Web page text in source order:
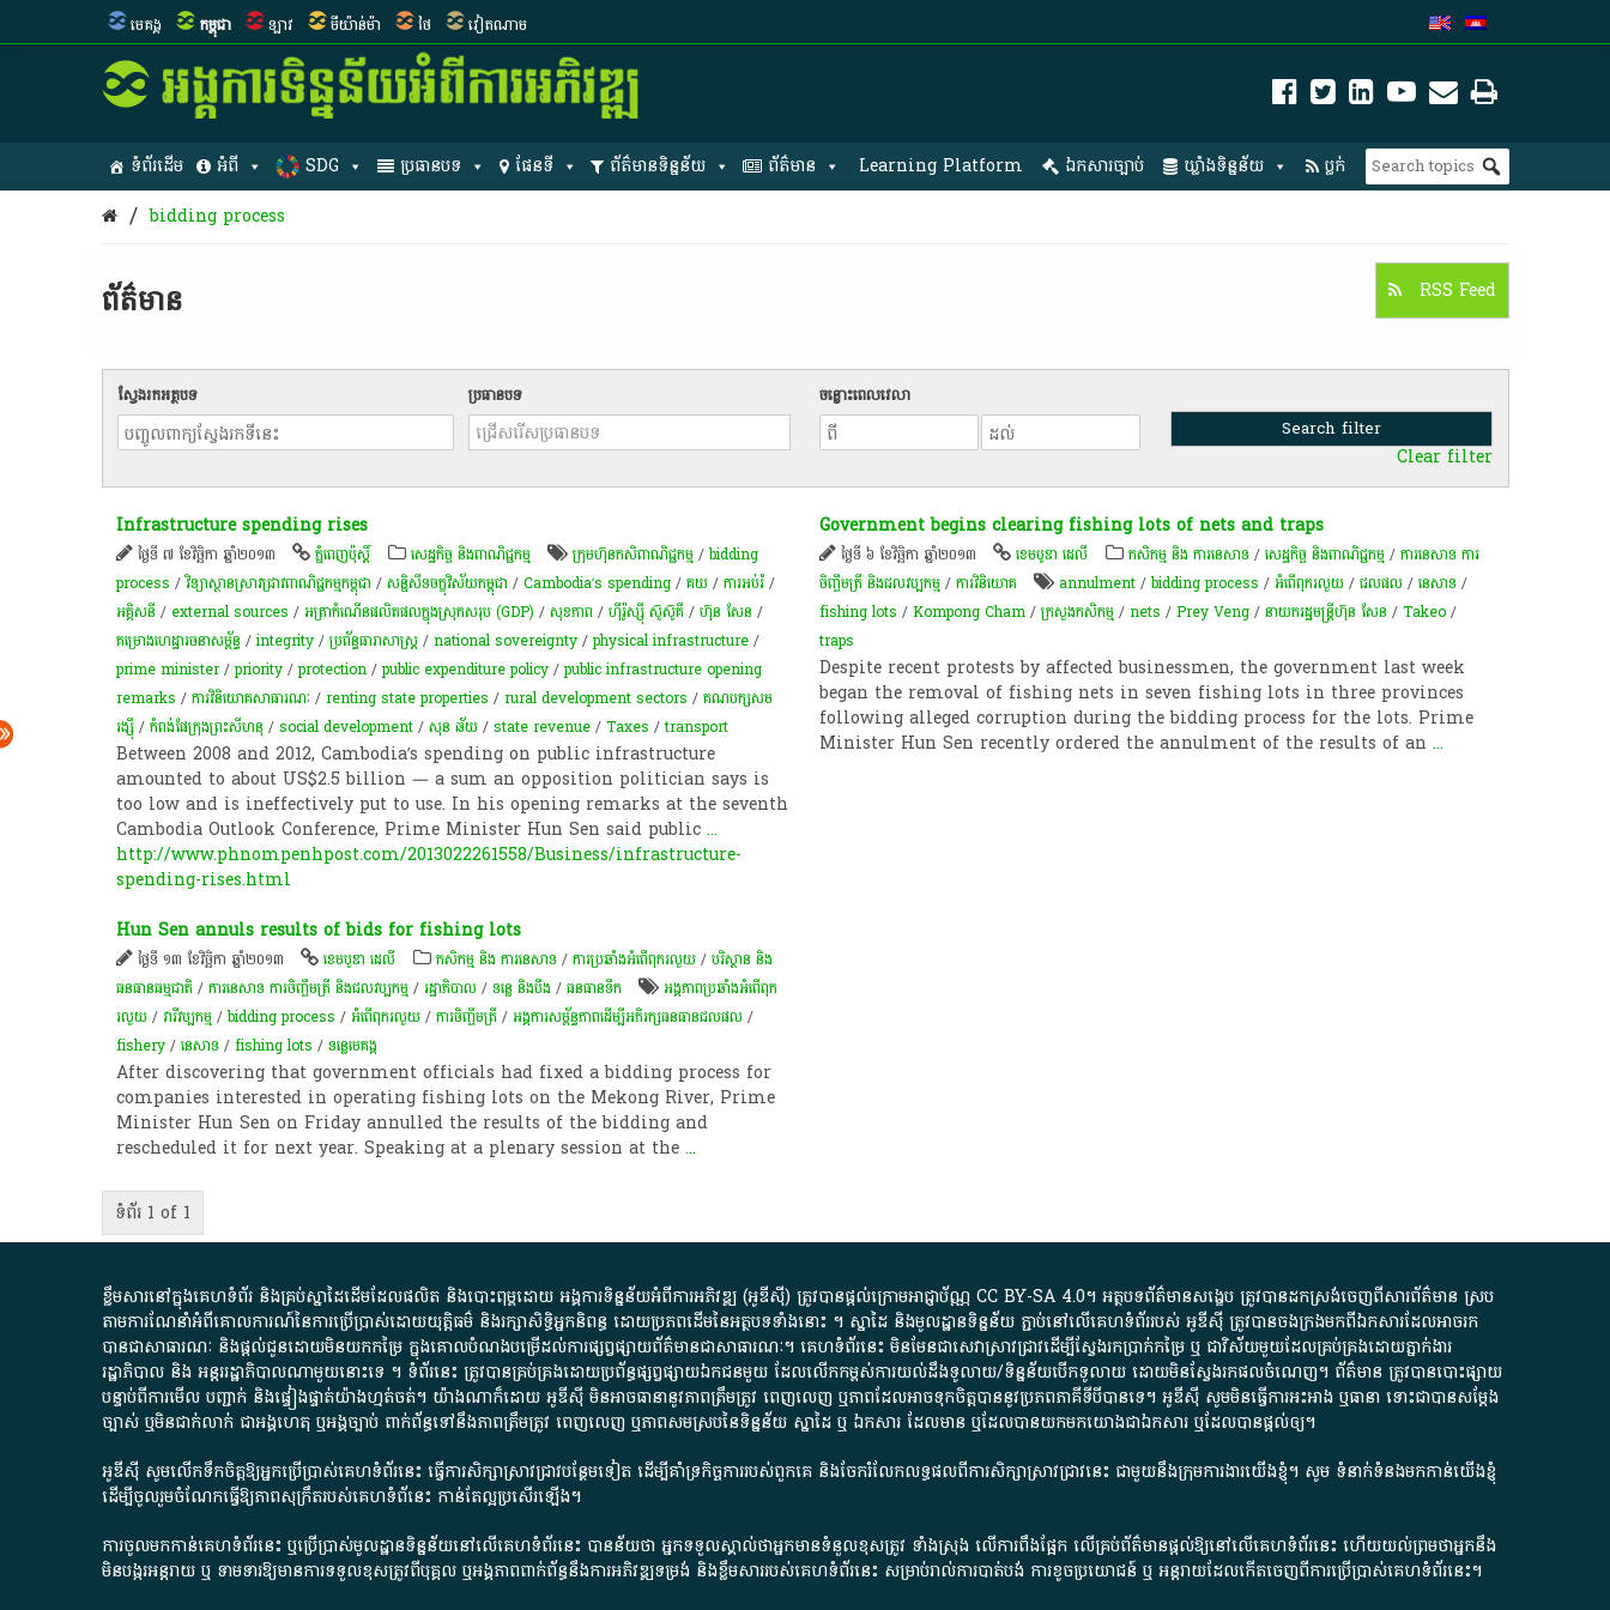
មេគង្គ កម្ពុជា ឡាវ មីយ៉ាន់ម៉ា ថៃ វៀតណាម
ទំព័រដើម អំពី SDG ប្រធានបទ ផែនទី ព័ត៌មានទិន្នន័យ ព័ត៌មាន Learning Platform ឯកសារច្បាប់ ឃ្លាំងទិន្នន័យ ប្លក់
/ bidding process
ព័ត៌មាន​ RSS Feed
ស្វែងរកអត្ថបទ ប្រធានបទ ចន្លោះពេលវេលា
Clear filter
Infrastructure spending rises
ថ្ងៃទី ៧ ខែវិច្ឆិកា ឆ្នាំ២០១៣ ភ្នំពេញប៉ុស្តិ៍ សេដ្ឋកិច្ច និងពាណិជ្ជកម្ម ​ក្រុមហ៊ុន​កសិពាណិជ្ជកម្ម/bidding
process /វិទ្យាស្ថានស្រាវជ្រាវពាណិជ្ជកម្មកម្ពុជា /សន្និសីទចក្ខុវិស័យកម្ពុជា /Cambodia’s spending/គយ/ការអប់រំ/
អគ្គិសនី / external sources /អត្រា​កំណើន​ផលិតផល​ក្នុង​ស្រុក​សរុប​ (GDP)​ /សុខភាព /ហ៊ីរ៉ូស្ស៊ី ស៊ូស៊ូគី/ហ៊ុន សែន /
គម្រោង​ហេដ្ឋារចនាសម្ព័ន្ធ​ /integrity/ប្រព័ន្ធ​ធារាសាស្ត្រ​/national sovereignty/physical infrastructure/
prime minister/priority/protection/public expenditure policy/public infrastructure opening
remarks /ការវិនិយោគសាធារណៈ /renting state properties /rural development sectors /គណបក្សសម
រង្ស៊ី/កំពង់ផែក្រុងព្រះសីហនុ /social development/សុន ឆ័យ/state revenue/Taxes /transport
Between 2008 and 2012, Cambodia’s spending on public infrastructure
amounted to about US$2.5 billion — a sum an opposition politician says is
too low and is ineffectively put to use. In his opening remarks at the seventh
Cambodia Outlook Conference, Prime Minister Hun Sen said public ...
http://www.phnompenhpost.com/2013022261558/Business/infrastructure-
spending-rises.html
Government begins clearing fishing lots of nets and traps
ថ្ងៃទី ៦ ខែវិច្ឆិកា ឆ្នាំ២០១៣ ខេមបូឌា ដេលី កសិកម្ម​ និង​ ការ​នេ​សាទ​/សេដ្ឋកិច្ច និងពាណិជ្ជកម្ម/ការនេសាទ ការ
ចិញ្ចឹមត្រី និងជលវប្បកម្ម/ការវិនិយោគ annulment/bidding process /អំពើពុក​រលួយ/ជលផល/នេសាទ/
fishing lots /Kompong Cham/ក្រសួងកសិកម្ម/nets /Prey Veng/នាយករដ្ឋមន្ត្រីហ៊ុន សែន /Takeo/
traps
Despite recent protests by affected businessmen, the government last week
began the removal of fishing nets in seven fishing lots in three provinces
following alleged corruption during the bidding process for the lots. Prime
Minister Hun Sen recently ordered the annulment of the results of an...
Hun Sen annuls results of bids for fishing lots
ថ្ងៃទី ១៣ ខែវិច្ឆិកា ឆ្នាំ២០១៣ ខេមបូឌា ដេលី កសិកម្ម​ និង​ ការ​នេ​សាទ​/ការប្រឆាំងអំពើពុករលួយ/បរិស្ថាន និង
ធនធានធម្មជាតិ/ការនេសាទ ការចិញ្ចឹមត្រី និងជលវប្បកម្ម/រដ្ឋាភិបាល/ទន្លេ និងបឹង /​ធនធាន​ទឹក​
អង្គភាពប្រឆាំងអំពើពុក
រលួយ/វារីវប្បកម្ម/bidding process /អំពើពុក​រលួយ/ការចិញ្ចឹមត្រី/អង្គការ​សម្ព័ន្ធភាព​ដើម្បី​អភិរក្ស​ធនធាន​ជលផល/
fishery/នេសាទ/fishing lots /ទន្លេមេគង្គ
After discovering that government officials had fixed a bidding process for
companies interested in operating fishing lots on the Mekong River, Prime
Minister Hun Sen on Friday annulled the results of the bidding and
rescheduled it for next year. Speaking at a plenary session at the ...
ទំព័រ 1 of 1
ខ្លឹមសារ​នៅ​ក្នុង​គេហទំព័រ និង​គ្រប់​ស្នា​ដៃ​ដើម​ដែល​ផលិត​ និង​បោះពុម្ព​ដោយ​ អង្គការ​ទិន្នន័យ​អំពី​ការអភិវឌ្ឍ​​ (អូ​ឌី​ស៊ី)​ ត្រូវ​បាន​ផ្តល់​ក្រោម​អាជ្ញាប័ណ្ណ​ CC BY-SA 4.0។​ អត្ថបទ​ព័ត៌មាន​សង្ខេប​ ត្រូវ​បាន​ដកស្រង់​ចេញពី​សារព័ត៌មាន ស្រប
តាមការ​ណែនាំ​អំពី​គោលការណ៍​នៃ​ការ​ប្រើប្រាស់​ដោយ​យុត្តិធម៌​ និង​រក្សាសិទ្ធិអ្នកនិពន្ធ ដោយ​ប្រភពដើម​នៃ​​អត្ថបទទាំង​នោះ​ ។​ ស្នាដៃ​ និង​មូលដ្ឋាន​ទិន្នន័យ ​ភ្ជាប់​នៅ​លើ​គេហទំព័រ​របស់​ អូ​ឌី​ស៊ី​ ត្រូវ​បាន​ចងក្រង​មក​ពី​ឯកសារ​ដែល​អាច​រក​
បានជា​សាធារណៈ​ និង​ផ្តល់​ជូន​ដោយ​មិន​យក​កម្រៃ​ ក្នុង​គោលបំណង​បម្រើ​ដល់ការ​ផ្សព្វផ្សាយ​ព័ត៌មាន​ជា​សាធារណៈ​។​ គេហទំព័រ​នេះ​ មិនមែន​ជា​សេវា​ស្រាវជ្រាវ​ដើម្បី​ស្វែងរកប្រាក់​កម្រៃ​ ឬ​ ជា​វិស័យ​មួយ​ដែល​គ្រប់គ្រង​ដោយ​ភ្នាក់ងារ​
រដ្ឋាភិបាល​ និង ​អន្តររដ្ឋាភិបាល​ណាមួយ​នោះ​ទេ ​។​ ទំព័រ​នេះ​ ត្រូវ​បាន​គ្រប់គ្រង​ដោយ​ប្រព័ន្ធ​ផ្សព្វផ្សាយ​ឯកជន​មួយ​ ដែល​លើកកម្ពស់​ការ​យល់​ដឹង​ទូលាយ​/​ទិន្នន័យ​បើក​ទូលាយ​ ដោយ​មិនស្វែង​រក​ផល​ចំណេញ​។​ ព័ត៌មាន​ ត្រូវ​បាន​បោះផ្សាយ​
បន្ទាប់​ពី​ការ​មើល​ បញ្ជាក់​ និង​ផ្ទៀងផ្ទាត់​យ៉ាង​ហ្មត់ចត់​។​ យ៉ាងណា​ក៏​ដោយ​ អូ​ឌី​ស៊ី​ មិន​អាច​ធានា​នូវ​ភាព​ត្រឹមត្រូវ​ ពេញលេញ​ ឬ​ភាព​ដែល​អាច​ទុកចិត្ត​បាននូវ​ប្រភព​ភាគី​ទី​បី​បាន​ទេ​។​ អូ​ឌី​ស៊ី​ សូម​មិន​ធ្វើការ​អះអាង​ ឬ​ធានា​ ទោះជា​បាន​សម្តែង​
ច្បាស់​ ឬ​មិន​ជាក់លាក់​ ជា​អង្គហេតុ​ ឬ​អង្គច្បាប់​ ពាក់ព័ន្ធ​ទៅ​នឹង​ភាព​ត្រឹមត្រូវ​ ពេញលេញ​ ឬ​ភាព​សម​ស្រប​នៃ​ទិន្នន័យ​ ស្នាដៃ​ ឬ​ ឯកសារ​ ដែល​មាន​ ឬ​ដែល​បាន​យក​មក​យោង​ជា​ឯកសារ​ ឬ​ដែល​បាន​ផ្តល់​ឲ្យ​។
អូឌីស៊ី សូមលើកទឹកចិត្តឱ្យអ្នកប្រើប្រាស់គេហទំព័រនេះ ធ្វើការសិក្សាស្រាវជ្រាវបន្ថែមទៀត ដើម្បីគាំទ្រកិច្ចការ​របស់ពួកគេ និងចែករំលែកលទ្ធផលពីការសិក្សាស្រាវជ្រាវនេះ ជាមួយនឹងក្រុមការងារយើងខ្ញុំ។ សូម ទំនាក់ទំនងមកកាន់យើងខ្ញុំ
ដើម្បីចូលរួមចំណែកធ្វើឱ្យភាពសុក្រឹតរបស់គេហទំព័នេះ កាន់តែល្អប្រសើរឡើង។
ការចូលមកកាន់គេហទំព័រនេះ ឬប្រើប្រាស់មូលដ្ឋានទិន្នន័យនៅលើគេហទំព័រនេះ បានន័យថា អ្នកទទួលស្គាល់ថាអ្នកមានទំនួលខុសត្រូវ ទាំងស្រុង លើការពឹងផ្អែក លើគ្រប់ព័ត៌មានផ្តល់ឱ្យនៅលើគេហទំព័រនេះ ហើយយល់ព្រមថាអ្នកនឹង
មិនបង្ករអន្តរាយ ឬ ទាមទារ​ឱ្យមានការទទួលខុស​ត្រូវពីបុគ្គល ឬអង្គភាពពាក់ព័ន្ធនឹងការអភិវឌ្ឍទម្រង់ និងខ្លឹមសាររបស់គេហទំព័រនេះ សម្រាប់រាល់ការបាត់បង់ ការខូចប្រយោជន៍ ឬ អន្តរាយដែលកើតចេញពីការប្រើប្រាស់គេហទំព័រនេះ។